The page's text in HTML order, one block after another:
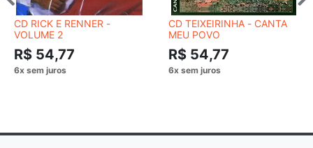
CD RICK E RENNER -
VOLUME 2
R$ 54,77
CD TEIXEIRINHA - CANTA
MEU POVO
R$ 54,77